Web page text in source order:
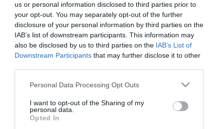
us or personal information disclosed to third parties prior to
your opt-out. You may separately opt-out of the further
disclosure of your personal information by third parties on the
IAB’s list of downstream participants. This information may
also be disclosed by us to third parties on the IAB’s List of
Downstream Participants that may further disclose it to other
Please note that this website/app uses one or more Google
not limited to your visit or usage behaviour. You may click to
grant or deny consent to Google and its third-party tags to
use your data for below specified purposes in below Google
Personal Data Processing Opt Outs
I want to opt-out of the Sharing of my
personal data.
Opted In
A rendőrség közleményében külön gratulált a két egyenruhásnak,
hangsúlyozva, hogy valóban másodperceken múlt egy ember
élete.
Ha Ön vagy valaki a környezetében krízishelyzetben van,
segítséget kérhet a nap 24 órájában ingyenesen hívható 116-
Amennyiben nem jelenik meg a videó, kattintson ide >>>